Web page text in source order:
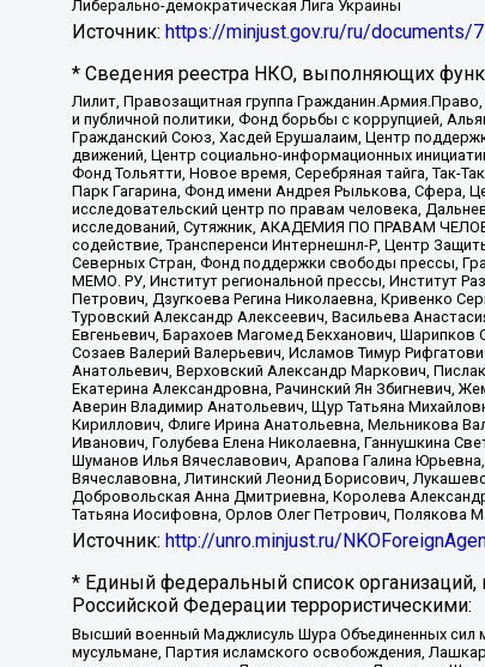
Либерально-демократическая Лига Украины
Источник: https://minjust.gov.ru/ru/documents/
* Сведения реестра НКО, выполняющих
Лилит, Правозащитная группа
и публичной политики, Фонд борьбы с коррупцией,
Гражданский Союз, Хасдей Ерушалаим, Центр
движений, Центр социально-информационных
Фонд Тольятти, Новое время, Серебряная тайга, Так-
Парк Гагарина, Фонд имени Андрея Рылькова, Сфера,
исследовательский центр по правам человека,
исследований, Сутяжник, АКАДЕМИЯ ПО ПРАВАМ
содействие, Трансперенси Интернешнл-Р, Центр
Северных Стран, Фонд поддержки свободы прессы,
МЕМО. РУ, Институт региональной прессы, Институт
Петрович, Дзугкоева Регина Николаевна, Кривенко
Туровский Александр Алексеевич, Васильева
Евгеньевич, Барахоев Магомед Бекханович,
Созаев Валерий Валерьевич, Исламов Тимур
Анатольевич, Верховский Александр Маркович,
Екатерина Александровна, Рачинский Ян Збигневич,
Аверин Владимир Анатольевич, Щур Татьяна
Кириллович, Флиге Ирина Анатольевна, Мельникова
Иванович, Голубева Елена Николаевна, Ганнушкина
Шуманов Илья Вячеславович, Арапова Галина
Вячеславовна, Литинский Леонид Борисович,
Добровольская Анна Дмитриевна, Королева
Татьяна Иосифовна, Орлов Олег Петрович, Полякова
Источник: http://unro.minjust.ru/
* Единый федеральный список организаций,
Российской Федерации террористическими:
Высший военный Маджлисуль Шура Объединенных сил
мусульмане, Партия исламского освобождения,